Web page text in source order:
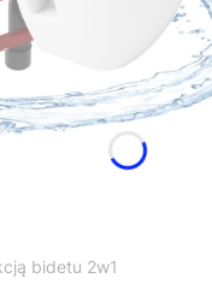
bidetu 2w1